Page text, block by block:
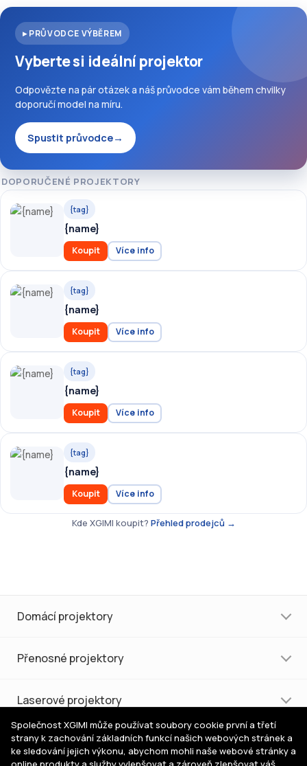
▸ PRŮVODCE VÝBĚREM
Vyberte si ideální projektor
Odpovězte na pár otázek a náš průvodce vám během chvilky
doporučí model na míru.
Spustit průvodce→
DOPORUČENÉ PROJEKTORY
{tag}
{name}
Koupit Více info
{tag}
{name}
Koupit Více info
{tag}
{name}
Koupit Více info
{tag}
{name}
Koupit Více info
Kde XGIMI koupit? Přehled prodejců →
Domácí projektory
Přenosné projektory
Laserové projektory
Nákup a podpora
Společnost XGIMI může používat soubory cookie první a třetí
strany k zachování základních funkcí našich webových stránek a
ke sledování jejich výkonu, abychom mohli naše webové stránky a